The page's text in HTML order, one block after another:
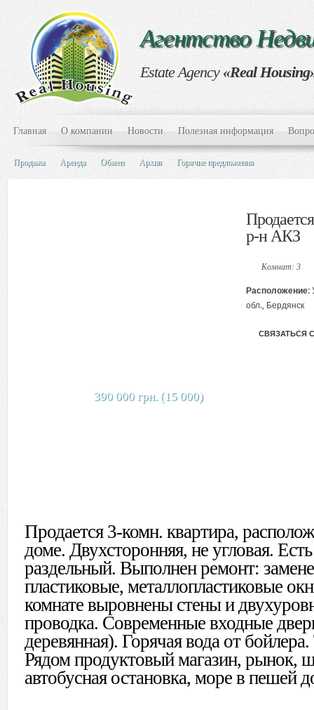
Агентство
Estate Agency «Real
Главная О компании Новости Полезная информация
Продажа Аренда Обмен Архив Горячие предложения
390 000 грн. (15 000)
р-н АКЗ
Комнат: 3
Расположение:
обл., Бердянск
СВЯЗАТЬСЯ
Продается 3-комн. квартира,
доме. Двухсторонняя, не угловая.
раздельный. Выполнен ремонт:
пластиковые, металлопластиковые
комнате выровнены стены и
проводка. Современные входные
деревянная). Горячая вода от бойлера.
Рядом продуктовый магазин, рынок,
автобусная остановка, море в пешей